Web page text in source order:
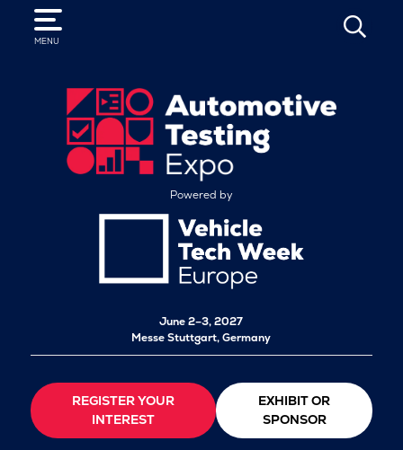
MENU
SEARCH
Powered by
June 2–3, 2027
Messe Stuttgart, Germany
REGISTER YOUR
INTEREST
EXHIBIT OR
SPONSOR